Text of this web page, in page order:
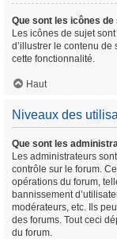
Que sont les icônes de
Les icônes de sujet
d’illustrer le contenu
cette fonctionnalité.
Haut
Niveaux des
Que sont les
Les administrateurs
contrôle sur le forum.
opérations du forum,
bannissement
modérateurs, etc. Ils
des forums. Tout ceci
du forum.